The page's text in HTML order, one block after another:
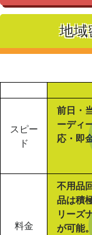
地域
スピー
ド
前日・
ーディ
応・即
料金
不用品
品は積
リーズ
が可能